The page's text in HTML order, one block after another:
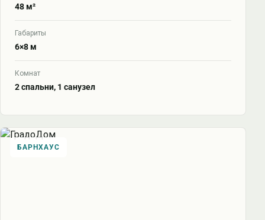
48 м²
Габариты
6×8 м
Комнат
2 спальни, 1 санузел
БАРНХАУС